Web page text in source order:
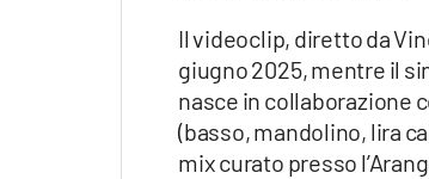
Il videoclip, diretto da
giugno 2025, mentre il
nasce in collaborazione
(basso, mandolino, lira
mix curato presso